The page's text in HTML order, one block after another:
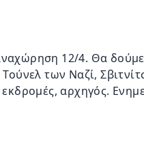
12/4. Θα
των Ναζί,
αρχηγός.